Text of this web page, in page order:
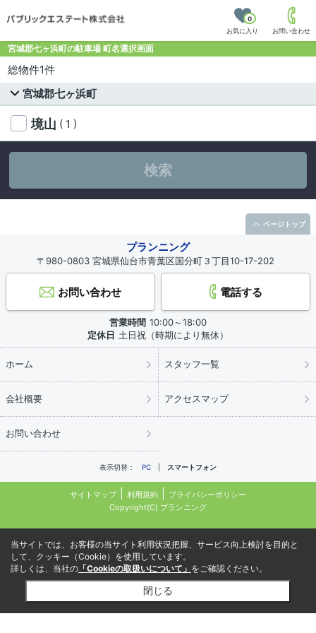
お気に入り
0
お問い合わせ
宮城郡七ヶ浜町の駐車場 町名選択画面
総物件1件
宮城郡七ヶ浜町
境山 ( 1 )
検索
プランニング
〒980-0803 宮城県仙台市青葉区国分町３丁目10-17-202
お問い合わせ 電話する
営業時間 10:00～18:00
定休日 土日祝（時期により無休）
ホーム スタッフ一覧
会社概要 アクセスマップ
お問い合わせ
表示切替： PC スマートフォン
サイトマップ 利用規約
プライバシーポリシー
Copyright(C) プランニング
ページトップ
当サイトでは、お客様の当サイト利用状況把握、サービス向上検討を目的と
して、クッキー（Cookie）を使用しています。
詳しくは、当社の 「Cookieの取扱いについて」 をご確認ください。
閉じる